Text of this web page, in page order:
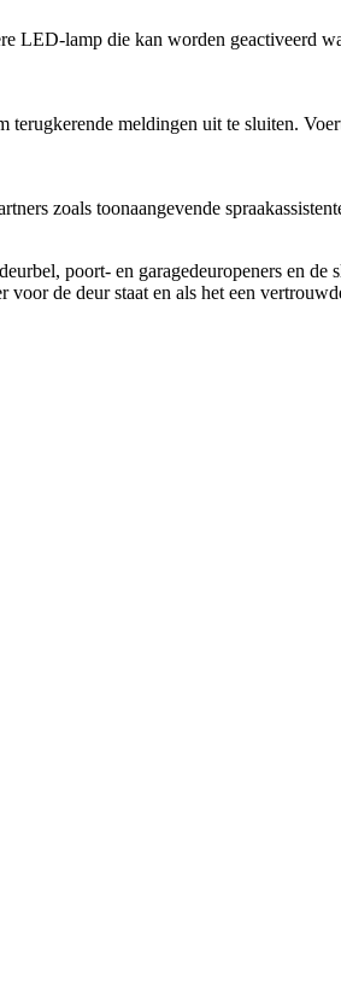
LED-lamp die kan worden geactiveerd
meldingen uit te sluiten.
zoals toonaangevende
poort- en garagedeuropeners en de
de deur staat en als het een